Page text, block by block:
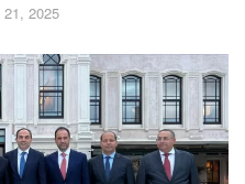
21, 2025